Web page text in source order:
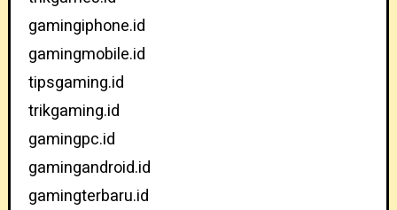
gamingiphone.id
gamingmobile.id
tipsgaming.id
trikgaming.id
gamingpc.id
gamingandroid.id
gamingterbaru.id